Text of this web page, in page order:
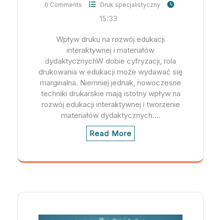
0 Comments
Druk specjalistyczny
15:33
Wpływ druku na rozwój edukacji
interaktywnej i materiałów
dydaktycznychW dobie cyfryzacji, rola
drukowania w edukacji może wydawać się
marginalna. Niemniej jednak, nowoczesne
techniki drukarskie mają istotny wpływ na
rozwój edukacji interaktywnej i tworzenie
materiałów dydaktycznych.…
Read More